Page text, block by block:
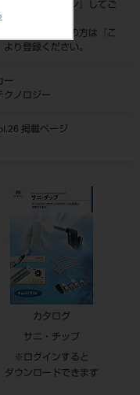
ログイン
』してご
さい。
会員登録がまだの方は『
こ
』より登録ください。
ー
クノロジー
掲載ページ
カタログ
サニ・チップ
※ログインすると
ダウンロードできます